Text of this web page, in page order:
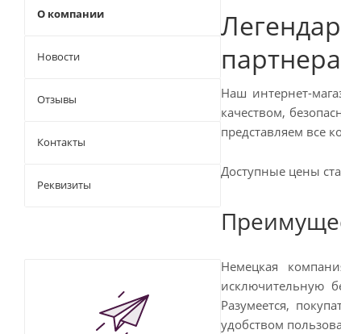
партнера
Наш интернет-
качеством,
представляем все
Доступные цены
Немецкая
исключительную
Разумеется,
удобством
О компании
Новости
Отзывы
Контакты
Реквизиты